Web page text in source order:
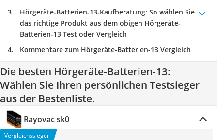
Hörgeräte-Batterien-13-Kaufberatung: So wählen Sie
das richtige Produkt aus dem obigen Hörgeräte-
Batterien-13 Test oder Vergleich
Kommentare zum Hörgeräte-Batterien-13 Vergleich
Die besten Hörgeräte-Batterien-13:
Wählen Sie Ihren persönlichen Testsieger
aus der Bestenliste.
Rayovac sk0
Vergleichssieger